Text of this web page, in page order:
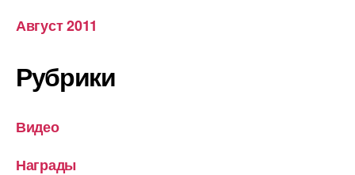
Август 2011
Рубрики
Видео
Награды